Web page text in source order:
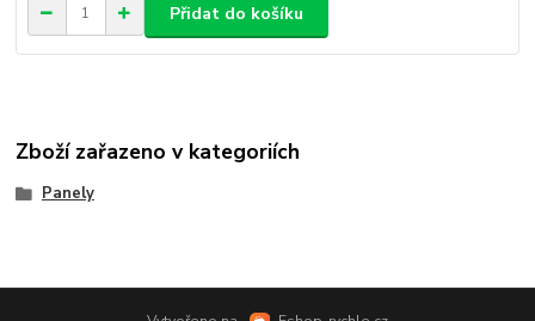
Přidat do košíku
Zboží zařazeno v kategoriích
Panely